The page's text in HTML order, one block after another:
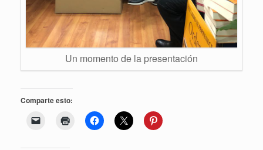
Un momento de la presentación
Comparte esto: